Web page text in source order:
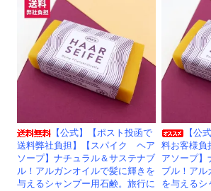
【公式】【ポスト投函で
送料弊社負担】【スパイク ヘア
ソープ】ナチュラル＆サステナブ
ル！アルガンオイルで髪に輝きを
与えるシャンプー用石鹸。旅行に
【公
料お客様
アソープ】
ブル！アル
を与える